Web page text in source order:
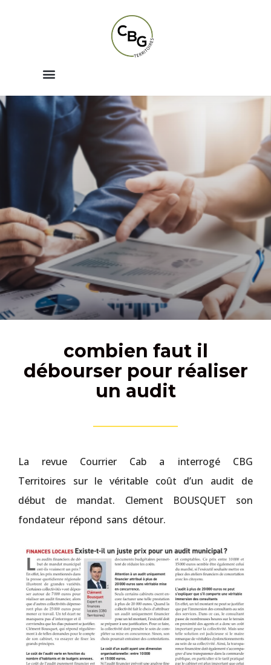
combien faut il
débourser pour réaliser
un audit
La revue Courrier Cab a interrogé CBG
Territoires sur le véritable coût d’un audit de
début de mandat. Clement BOUSQUET son
fondateur répond sans détour.